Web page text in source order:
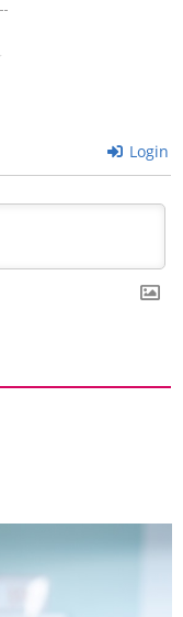
Login